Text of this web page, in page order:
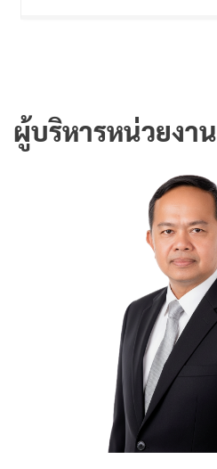
ผู้บริหารหน่วยงาน